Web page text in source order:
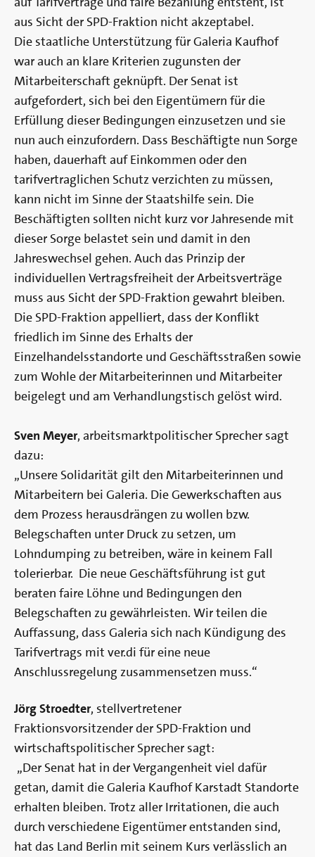
aus Sicht der SPD-Fraktion nicht akzeptabel.
Die staatliche Unterstützung für Galeria Kaufhof
war auch an klare Kriterien zugunsten der
Mitarbeiterschaft geknüpft. Der Senat ist
aufgefordert, sich bei den Eigentümern für die
Erfüllung dieser Bedingungen einzusetzen und sie
nun auch einzufordern. Dass Beschäftigte nun Sorge
haben, dauerhaft auf Einkommen oder den
tarifvertraglichen Schutz verzichten zu müssen,
kann nicht im Sinne der Staatshilfe sein. Die
Beschäftigten sollten nicht kurz vor Jahresende mit
dieser Sorge belastet sein und damit in den
Jahreswechsel gehen. Auch das Prinzip der
individuellen Vertragsfreiheit der Arbeitsverträge
muss aus Sicht der SPD-Fraktion gewahrt bleiben.
Die SPD-Fraktion appelliert, dass der Konflikt
friedlich im Sinne des Erhalts der
Einzelhandelsstandorte und Geschäftsstraßen sowie
zum Wohle der Mitarbeiterinnen und Mitarbeiter
beigelegt und am Verhandlungstisch gelöst wird.
Sven Meyer, arbeitsmarktpolitischer Sprecher sagt
dazu:
„Unsere Solidarität gilt den Mitarbeiterinnen und
Mitarbeitern bei Galeria. Die Gewerkschaften aus
dem Prozess herausdrängen zu wollen bzw.
Belegschaften unter Druck zu setzen, um
Lohndumping zu betreiben, wäre in keinem Fall
tolerierbar. Die neue Geschäftsführung ist gut
beraten faire Löhne und Bedingungen den
Belegschaften zu gewährleisten. Wir teilen die
Auffassung, dass Galeria sich nach Kündigung des
Tarifvertrags mit ver.di für eine neue
Anschlussregelung zusammensetzen muss.“
Jörg Stroedter, stellvertretener
Fraktionsvorsitzender der SPD-Fraktion und
wirtschaftspolitischer Sprecher sagt:
„Der Senat hat in der Vergangenheit viel dafür
getan, damit die Galeria Kaufhof Karstadt Standorte
erhalten bleiben. Trotz aller Irritationen, die auch
durch verschiedene Eigentümer entstanden sind,
hat das Land Berlin mit seinem Kurs verlässlich an